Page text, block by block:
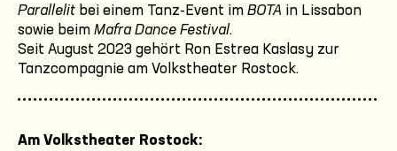
Parallelit bei einem Tanz-Event im BOTA in Lissabon
sowie beim Mafra Dance Festival.
Seit August 2023 gehört Ron Estrea Kaslasy zur
Tanzcompagnie am Volkstheater Rostock.
Am Volkstheater Rostock: